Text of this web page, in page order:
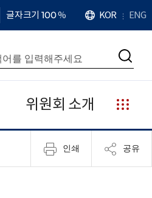
확
대
치
글자크기 100%
언
어
KOR ENG
검
위원회 소개
누
리
집
안
인쇄 공유